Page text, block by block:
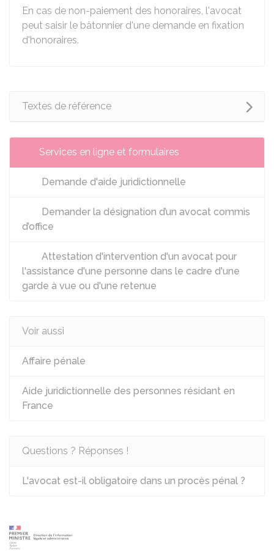
En cas de non-paiement des honoraires, l'avocat
peut saisir le bâtonnier d'une demande en fixation
d'honoraires.
Textes de référence
Services en ligne et formulaires
Demande d'aide juridictionnelle
Demander la désignation d’un avocat commis
d’office
Attestation d'intervention d'un avocat pour
l'assistance d'une personne dans le cadre d'une
garde à vue ou d'une retenue
Voir aussi
Affaire pénale
Aide juridictionnelle des personnes résidant en
France
Questions ? Réponses !
L'avocat est-il obligatoire dans un procès pénal ?